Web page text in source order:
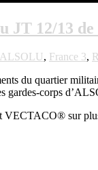
JT 12/13
ALSOLU, France 3,
du quartier
gardes-corps
VECTACO® sur